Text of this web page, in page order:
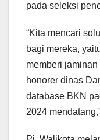
pada seleksi
“Kita mencari
bagi mereka,
memberi
honorer dinas
database BKN
2024